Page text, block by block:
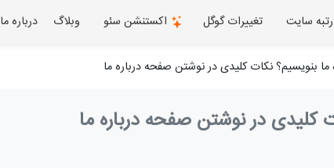
رتبه سایت تغییرات گوگل اکستنشن سئو وبلاگ درباره ما
ما بنویسیم؟ نکات کلیدی در نوشتن صفحه درباره ما
کلیدی در نوشتن صفحه درباره ما